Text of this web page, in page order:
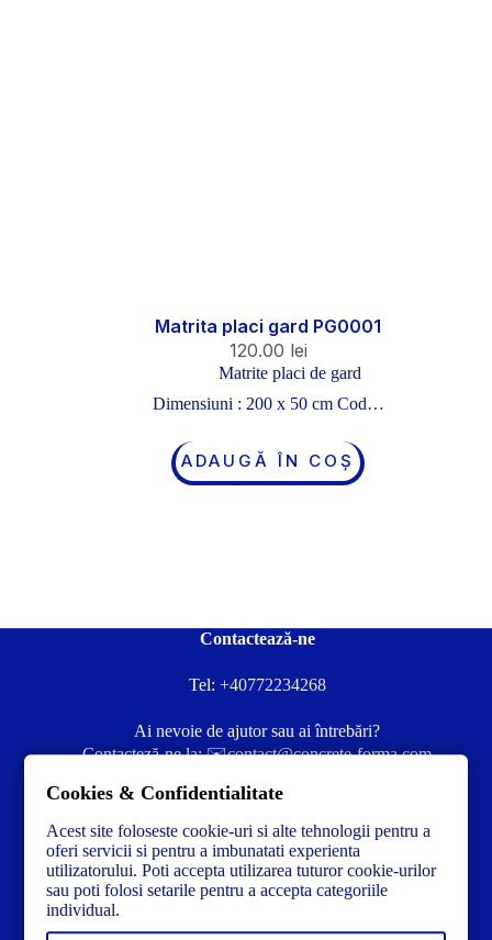
Matrita placi gard PG0001
120.00 lei
Matrite placi de gard
Dimensiuni : 200 x 50 cm Cod…
ADAUGĂ ÎN COȘ
Contactează-ne
Tel: +40772234268
Ai nevoie de ajutor sau ai întrebări?
Contacteză-ne la:✉️contact@concrete-forma.com
Cookies & Confidentialitate
Acest site foloseste cookie-uri si alte tehnologii pentru a
oferi servicii si pentru a imbunatati experienta
utilizatorului. Poti accepta utilizarea tuturor cookie-urilor
sau poti folosi setarile pentru a accepta categoriile
individual.